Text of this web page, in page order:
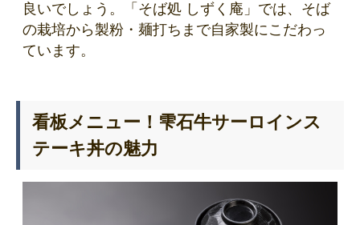
良いでしょう。「そば処 しずく庵」では、そば
の栽培から製粉・麺打ちまで自家製にこだわっ
ています。
看板メニュー！雫石牛サーロインス
テーキ丼の魅力